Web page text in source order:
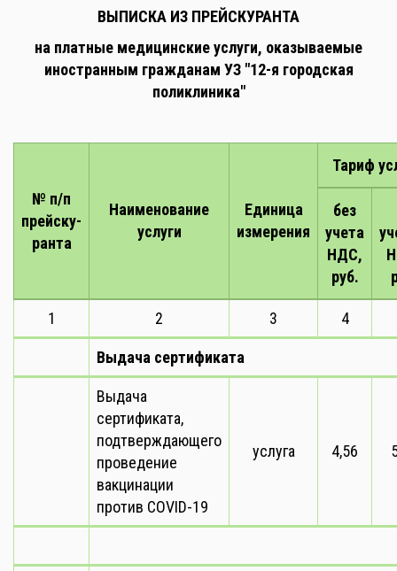
ВЫПИСКА ИЗ ПРЕЙСКУРАНТА
на платные медицинские услуги, оказываемые
иностранным гражданам УЗ "12-я городская
поликлиника"
№ п/п
прейску-
ранта
Наименование
услуги
Единица
измерения
Тариф
без
учета
НДС,
руб.
1 2 3 4
Выдача сертификата
Выдача
сертификата,
подтверждающего
проведение
вакцинации
против COVID-19
услуга 4,56